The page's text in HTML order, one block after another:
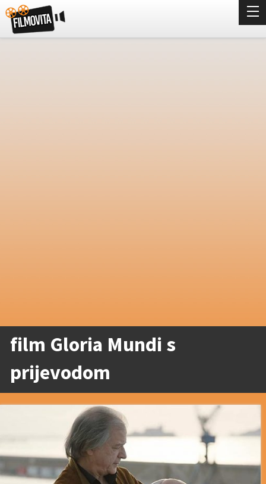
film Gloria Mundi s
prijevodom